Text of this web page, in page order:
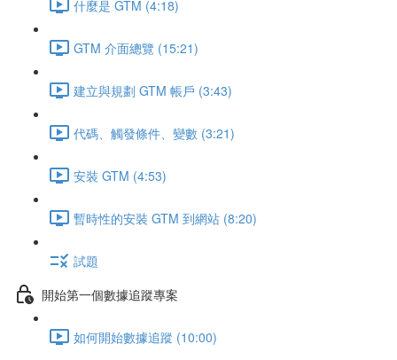
什麼是 GTM (4:18)
GTM 介面總覽 (15:21)
建立與規劃 GTM 帳戶 (3:43)
代碼、觸發條件、變數 (3:21)
安裝 GTM (4:53)
暫時性的安裝 GTM 到網站 (8:20)
試題
開始第一個數據追蹤專案
如何開始數據追蹤 (10:00)